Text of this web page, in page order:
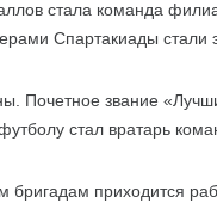
стала команда
Спартакиады стали
Почетное звание
стал вратарь
приходится